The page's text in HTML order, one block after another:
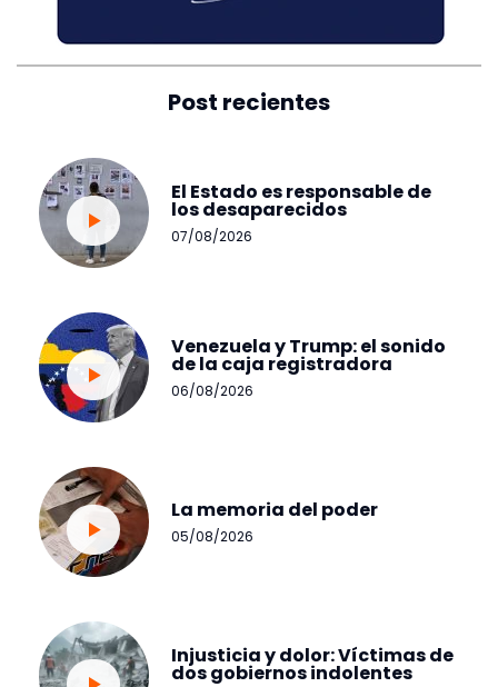
Post recientes
El Estado es responsable de
los desaparecidos
07/08/2026
Venezuela y Trump: el sonido
de la caja registradora
06/08/2026
La memoria del poder
05/08/2026
Injusticia y dolor: Víctimas de
dos gobiernos indolentes